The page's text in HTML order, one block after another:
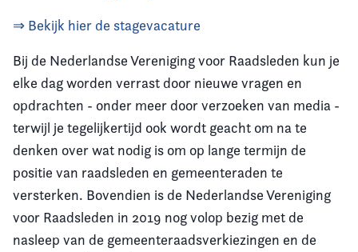
⇒ Bekijk hier de stagevacature
Bij de Nederlandse Vereniging voor Raadsleden kun je
elke dag worden verrast door nieuwe vragen en
opdrachten - onder meer door verzoeken van media -
terwijl je tegelijkertijd ook wordt geacht om na te
denken over wat nodig is om op lange termijn de
positie van raadsleden en gemeenteraden te
versterken. Bovendien is de Nederlandse Vereniging
voor Raadsleden in 2019 nog volop bezig met de
nasleep van de gemeenteraadsverkiezingen en de